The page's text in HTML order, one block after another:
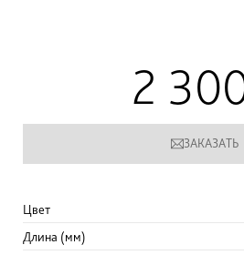
2
ЗАКАЗАТЬ
Цвет
Длина (мм)